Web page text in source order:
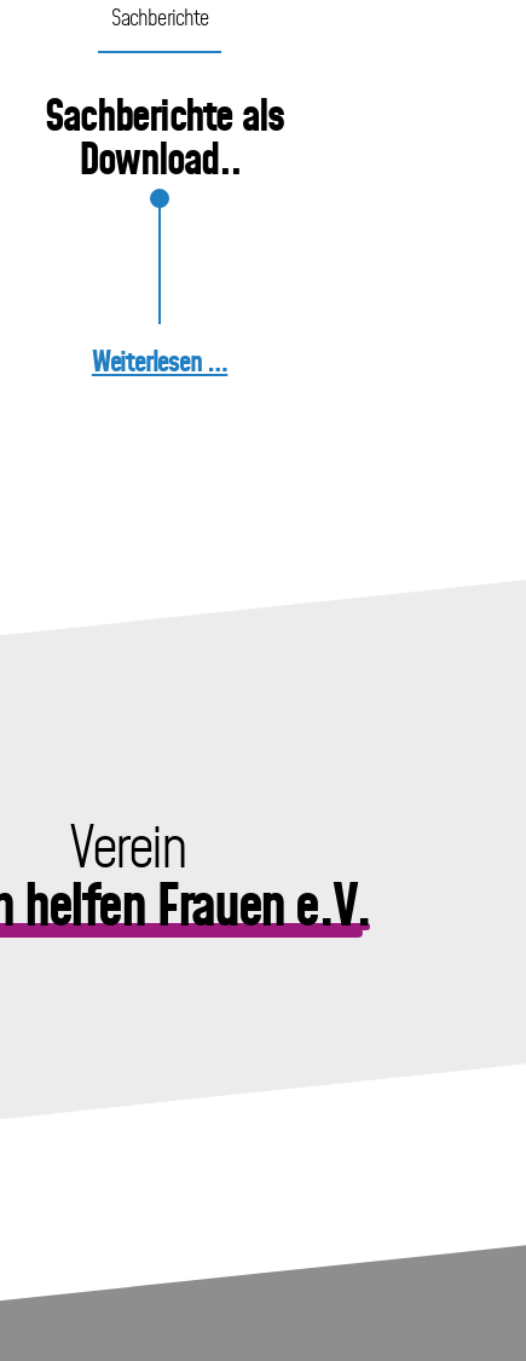
Sachberichte
Sachberichte als
Download..
Weiterlesen …
Verein
helfen Frauen e.V.